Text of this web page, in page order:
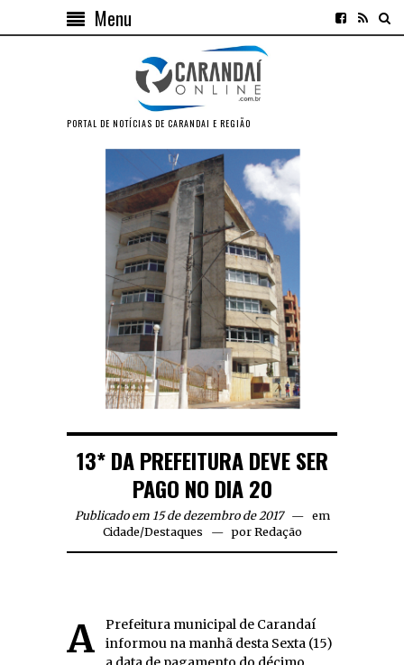
Menu
PORTAL DE NOTÍCIAS DE CARANDAI E REGIÃO
13* DA PREFEITURA DEVE SER
PAGO NO DIA 20
Publicado em 15 de dezembro de 2017
em
Cidade/Destaques por Redação
A Prefeitura municipal de Carandaí
informou na manhã desta Sexta (15)